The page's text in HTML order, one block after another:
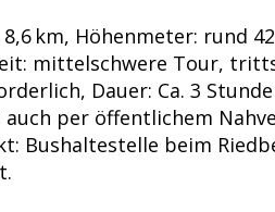
8,6 km, Höhenmeter: rund
mittelschwere Tour,
Dauer: Ca. 3
per öffentlichem
Bushaltestelle beim